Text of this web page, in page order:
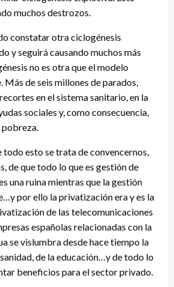
muchos destrozos.
constatar otra ciclogénesis
y seguirá causando muchos más
no es otra que el modelo
de seis millones de parados,
en el sistema sanitario, en la
sociales y, como consecuencia,
esto se trata de convencernos,
de que todo lo que es gestión de
una ruina mientras que la gestión
por ello la privatización era y es la
de las telecomunicaciones
españolas relacionadas con la
se vislumbra desde hace tiempo la
de la educación…y de todo lo
beneficios para el sector privado.